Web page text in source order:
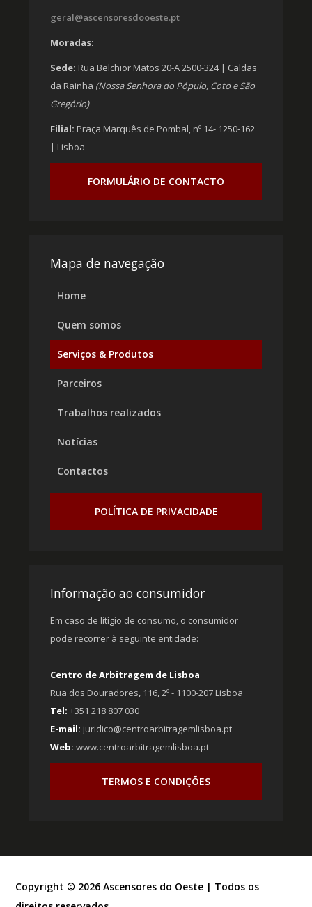
geral@ascensoresdooeste.pt
Moradas:
Sede: Rua Belchior Matos 20-A 2500-324 | Caldas
da Rainha (Nossa Senhora do Pópulo, Coto e São
Gregório)
Filial: Praça Marquês de Pombal, nº 14- 1250-162
| Lisboa
FORMULÁRIO DE CONTACTO
Mapa de navegação
Home
Quem somos
Serviços & Produtos
Parceiros
Trabalhos realizados
Notícias
Contactos
POLÍTICA DE PRIVACIDADE
Informação ao consumidor
Em caso de litígio de consumo, o consumidor
pode recorrer à seguinte entidade:
Centro de Arbitragem de Lisboa
Rua dos Douradores, 116, 2º - 1100-207 Lisboa
Tel: +351 218 807 030
E-mail: juridico@centroarbitragemlisboa.pt
Web: www.centroarbitragemlisboa.pt
TERMOS E CONDIÇÕES
Copyright © 2026 Ascensores do Oeste | Todos os